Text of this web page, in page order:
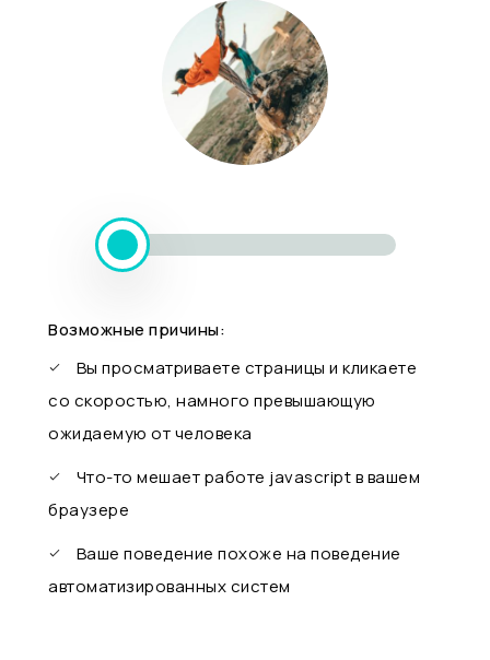
Возможные причины:
Вы просматриваете страницы и кликаете
со скоростью, намного превышающую
ожидаемую от человека
Что-то мешает работе javascript в вашем
браузере
Ваше поведение похоже на поведение
автоматизированных систем